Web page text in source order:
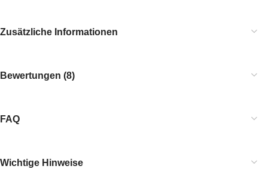
Zusätzliche Informationen
Bewertungen (8)
FAQ
Wichtige Hinweise